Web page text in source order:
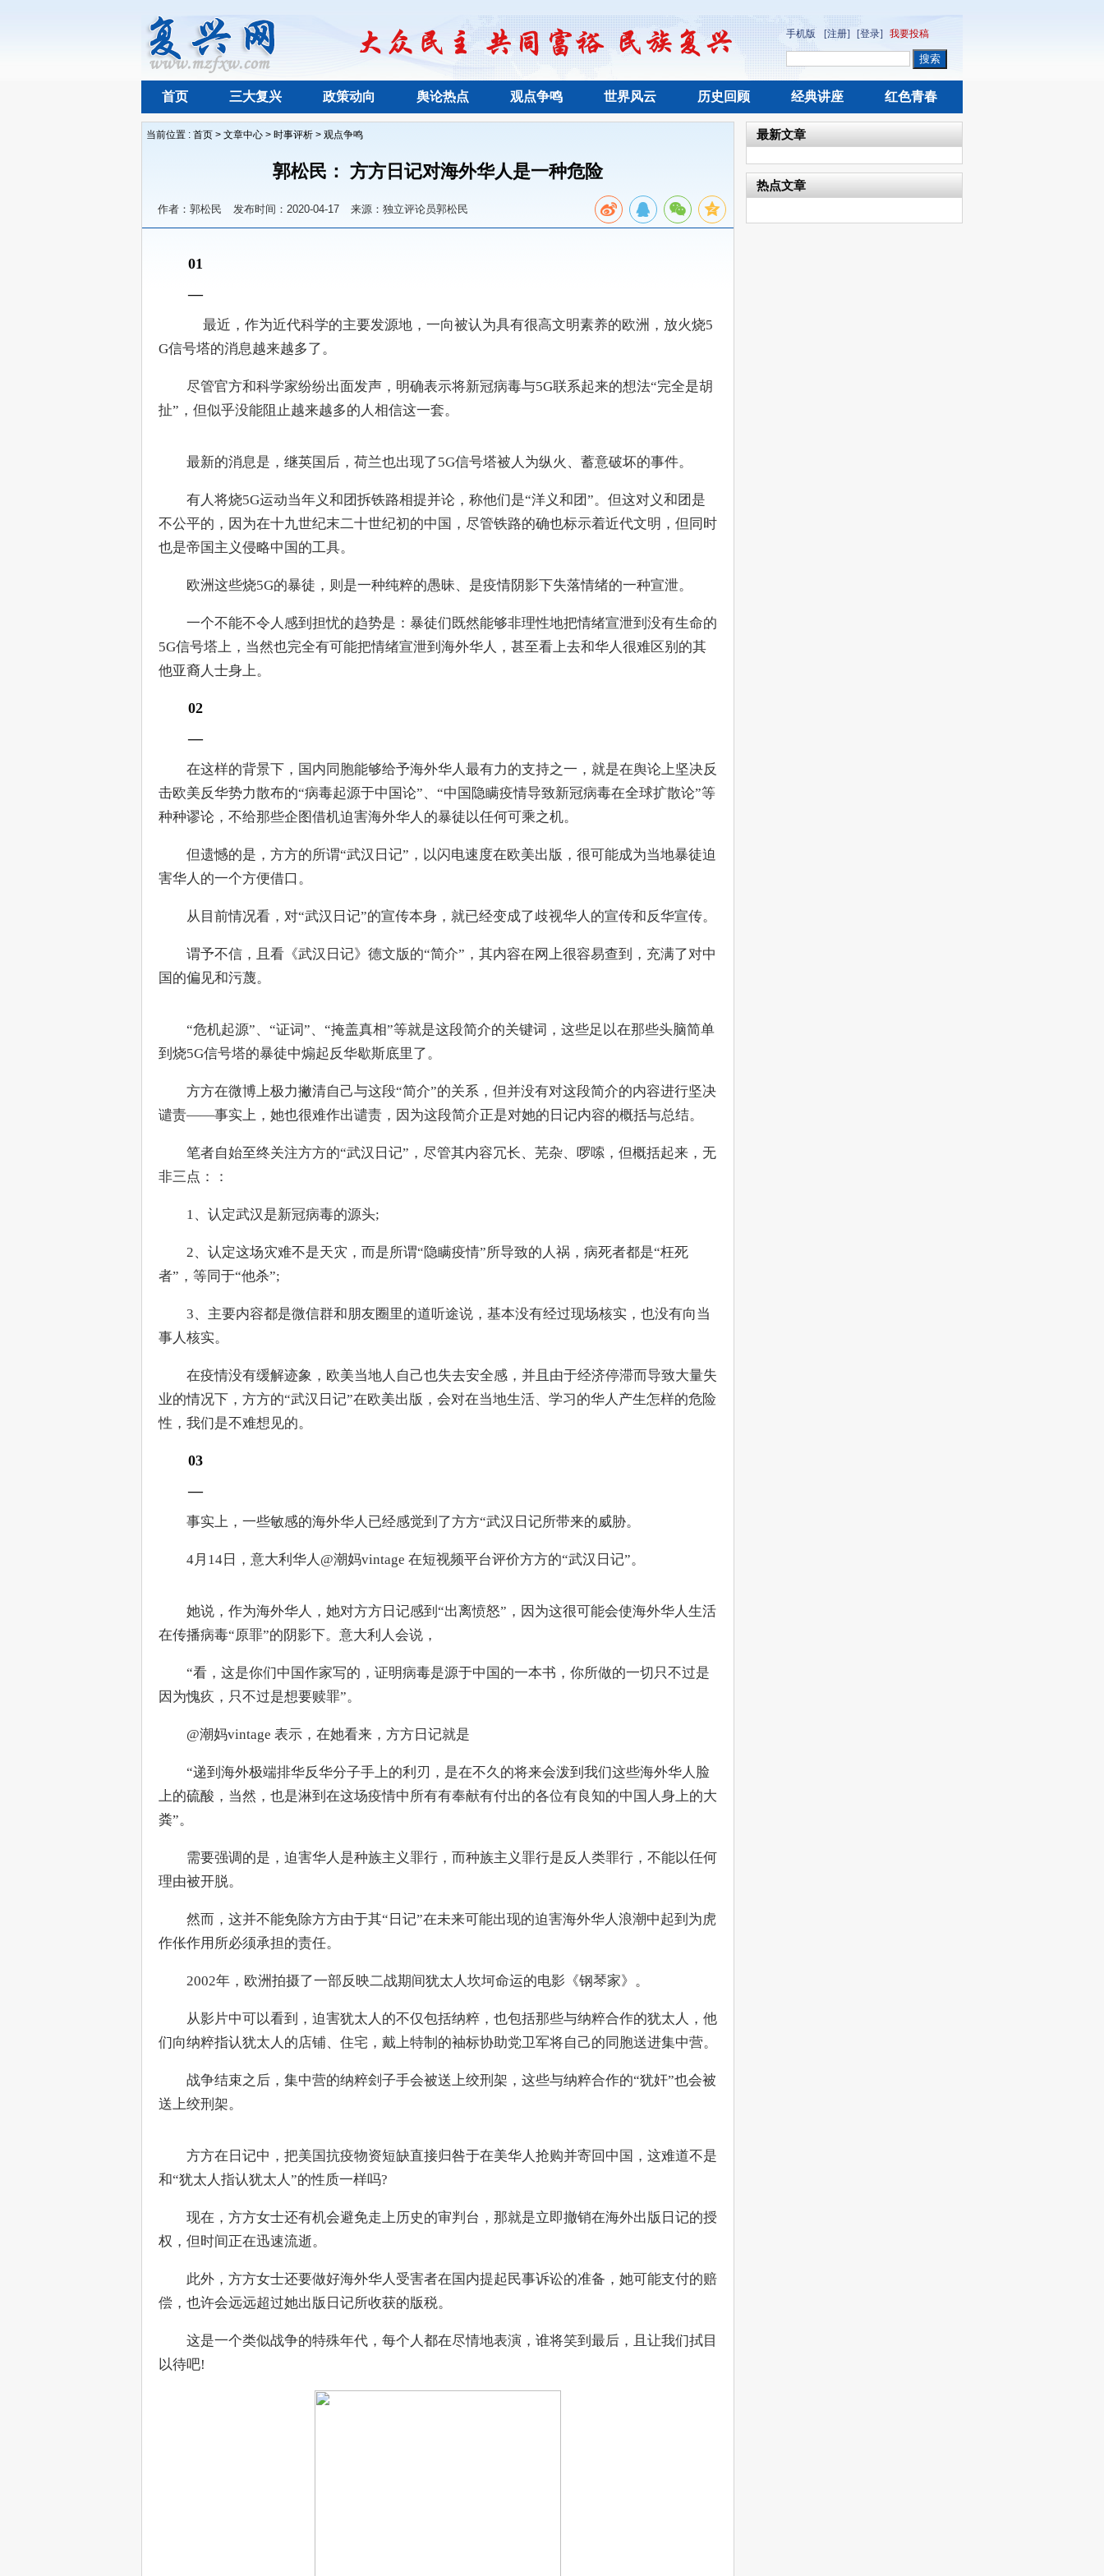
手机版 [注册] [登录] 我要投稿
首页 三大复兴 政策动向 舆论热点 观点争鸣 世界风云 历史回顾 经典讲座 红色青春
当前位置 : 首页 > 文章中心 > 时事评析 > 观点争鸣
郭松民： 方方日记对海外华人是一种危险
作者：郭松民 发布时间：2020-04-17 来源：独立评论员郭松民
01
—
最近，作为近代科学的主要发源地，一向被认为具有很高文明素养的欧洲，放火烧5
G信号塔的消息越来越多了。
尽管官方和科学家纷纷出面发声，明确表示将新冠病毒与5G联系起来的想法“完全是胡
扯”，但似乎没能阻止越来越多的人相信这一套。
最新的消息是，继英国后，荷兰也出现了5G信号塔被人为纵火、蓄意破坏的事件。
有人将烧5G运动当年义和团拆铁路相提并论，称他们是“洋义和团”。但这对义和团是
不公平的，因为在十九世纪末二十世纪初的中国，尽管铁路的确也标示着近代文明，但同时
也是帝国主义侵略中国的工具。
欧洲这些烧5G的暴徒，则是一种纯粹的愚昧、是疫情阴影下失落情绪的一种宣泄。
一个不能不令人感到担忧的趋势是：暴徒们既然能够非理性地把情绪宣泄到没有生命的
5G信号塔上，当然也完全有可能把情绪宣泄到海外华人，甚至看上去和华人很难区别的其
他亚裔人士身上。
02
—
在这样的背景下，国内同胞能够给予海外华人最有力的支持之一，就是在舆论上坚决反
击欧美反华势力散布的“病毒起源于中国论”、“中国隐瞒疫情导致新冠病毒在全球扩散论”等
种种谬论，不给那些企图借机迫害海外华人的暴徒以任何可乘之机。
但遗憾的是，方方的所谓“武汉日记”，以闪电速度在欧美出版，很可能成为当地暴徒迫
害华人的一个方便借口。
从目前情况看，对“武汉日记”的宣传本身，就已经变成了歧视华人的宣传和反华宣传。
谓予不信，且看《武汉日记》德文版的“简介”，其内容在网上很容易查到，充满了对中
国的偏见和污蔑。
“危机起源”、“证词”、“掩盖真相”等就是这段简介的关键词，这些足以在那些头脑简单
到烧5G信号塔的暴徒中煽起反华歇斯底里了。
方方在微博上极力撇清自己与这段“简介”的关系，但并没有对这段简介的内容进行坚决
谴责——事实上，她也很难作出谴责，因为这段简介正是对她的日记内容的概括与总结。
笔者自始至终关注方方的“武汉日记”，尽管其内容冗长、芜杂、啰嗦，但概括起来，无
非三点：：
1、认定武汉是新冠病毒的源头;
2、认定这场灾难不是天灾，而是所谓“隐瞒疫情”所导致的人祸，病死者都是“枉死
者”，等同于“他杀”;
3、主要内容都是微信群和朋友圈里的道听途说，基本没有经过现场核实，也没有向当
事人核实。
在疫情没有缓解迹象，欧美当地人自己也失去安全感，并且由于经济停滞而导致大量失
业的情况下，方方的“武汉日记”在欧美出版，会对在当地生活、学习的华人产生怎样的危险
性，我们是不难想见的。
03
—
事实上，一些敏感的海外华人已经感觉到了方方“武汉日记所带来的威胁。
4月14日，意大利华人@潮妈vintage 在短视频平台评价方方的“武汉日记”。
她说，作为海外华人，她对方方日记感到“出离愤怒”，因为这很可能会使海外华人生活
在传播病毒“原罪”的阴影下。意大利人会说，
“看，这是你们中国作家写的，证明病毒是源于中国的一本书，你所做的一切只不过是
因为愧疚，只不过是想要赎罪”。
@潮妈vintage 表示，在她看来，方方日记就是
“递到海外极端排华反华分子手上的利刃，是在不久的将来会泼到我们这些海外华人脸
上的硫酸，当然，也是淋到在这场疫情中所有有奉献有付出的各位有良知的中国人身上的大
粪”。
需要强调的是，迫害华人是种族主义罪行，而种族主义罪行是反人类罪行，不能以任何
理由被开脱。
然而，这并不能免除方方由于其“日记”在未来可能出现的迫害海外华人浪潮中起到为虎
作伥作用所必须承担的责任。
2002年，欧洲拍摄了一部反映二战期间犹太人坎坷命运的电影《钢琴家》。
从影片中可以看到，迫害犹太人的不仅包括纳粹，也包括那些与纳粹合作的犹太人，他
们向纳粹指认犹太人的店铺、住宅，戴上特制的袖标协助党卫军将自己的同胞送进集中营。
战争结束之后，集中营的纳粹刽子手会被送上绞刑架，这些与纳粹合作的“犹奸”也会被
送上绞刑架。
方方在日记中，把美国抗疫物资短缺直接归咎于在美华人抢购并寄回中国，这难道不是
和“犹太人指认犹太人”的性质一样吗?
现在，方方女士还有机会避免走上历史的审判台，那就是立即撤销在海外出版日记的授
权，但时间正在迅速流逝。
此外，方方女士还要做好海外华人受害者在国内提起民事诉讼的准备，她可能支付的赔
偿，也许会远远超过她出版日记所收获的版税。
这是一个类似战争的特殊年代，每个人都在尽情地表演，谁将笑到最后，且让我们拭目
以待吧!
最新文章
热点文章